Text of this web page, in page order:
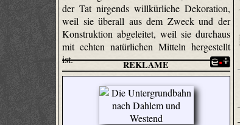
der Tat nirgends willkürliche Dekoration,
weil sie überall aus dem Zweck und der
Konstruktion abgeleitet, weil sie durchaus
mit echten natürlichen Mitteln hergestellt
ist.
REKLAME